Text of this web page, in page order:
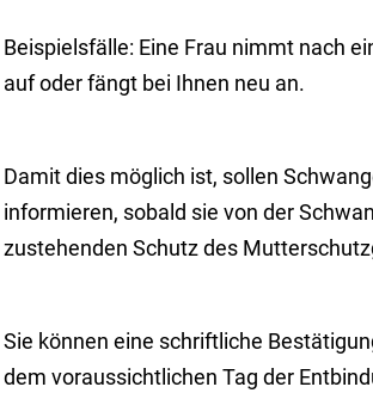
Beispielsfälle: Eine Frau nimmt nach
auf oder fängt bei Ihnen neu an.
Damit dies möglich ist, sollen
informieren, sobald sie von der
zustehenden Schutz des
Sie können eine schriftliche
dem voraussichtlichen Tag der